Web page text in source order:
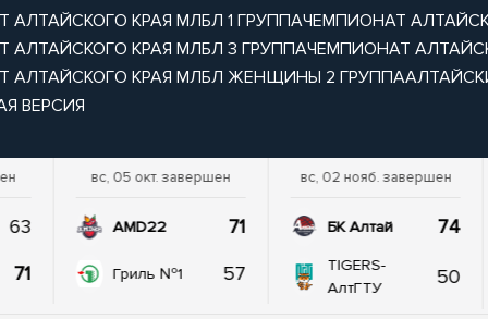
АЛТАЙСКОГО КРАЯ МЛБЛ 1 ГРУППАЧЕМПИОНАТ
АЛТАЙСКОГО КРАЯ МЛБЛ 3 ГРУППАЧЕМПИОНАТ
АЛТАЙСКОГО КРАЯ МЛБЛ ЖЕНЩИНЫ 2 ГРУППА
ВЕРСИЯ
63
71
вс, 05 окт. завершен
AMD22 71
Гриль №1 57
вс, 02 нояб. завершен
БК Алтай 74
TIGERS-
АлтГТУ
50